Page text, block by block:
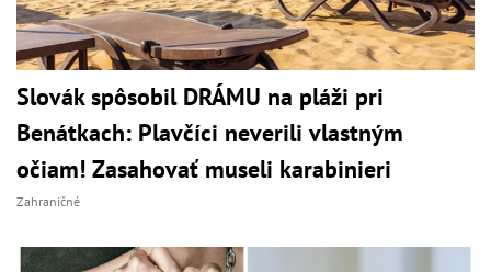
Slovák spôsobil DRÁMU na pláži pri
Benátkach: Plavčíci neverili vlastným
očiam! Zasahovať museli karabinieri
Zahraničné